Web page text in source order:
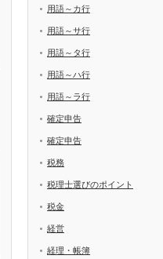
用語～カ行
用語～サ行
用語～タ行
用語～ハ行
用語～ラ行
確定申告
確定申告
税務
税理士選びのポイント
税金
経営
経理・帳簿